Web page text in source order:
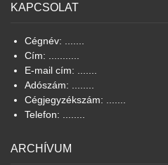
KAPCSOLAT
Cégnév: .......
Cím: ...........
E-mail cím: .......
Adószám: ........
Cégjegyzékszám: .......
Telefon: ........
ARCHÍVUM